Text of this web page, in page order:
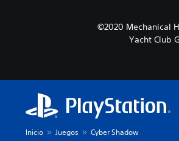
©2020 Mechanical
Yacht Club
Inicio Juegos Cyber Shadow